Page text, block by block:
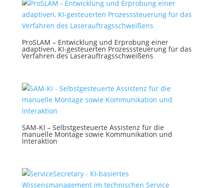
ProSLAM – Entwicklung und Erprobung einer
adaptiven, KI-gesteuerten Prozesssteuerung für das
Verfahren des Laserauftragsschweißens
SAM-KI – Selbstgesteuerte Assistenz für die
manuelle Montage sowie Kommunikation und
Interaktion